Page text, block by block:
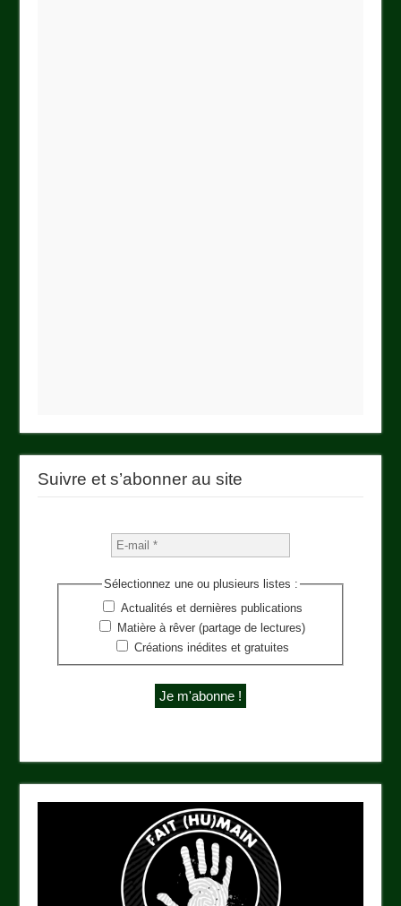
Suivre et s’abonner au site
Sélectionnez une ou plusieurs listes :
Actualités et dernières publications
Matière à rêver (partage de lectures)
Créations inédites et gratuites